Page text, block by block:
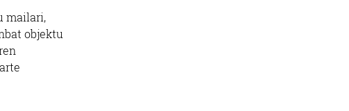
mailari,
objektu